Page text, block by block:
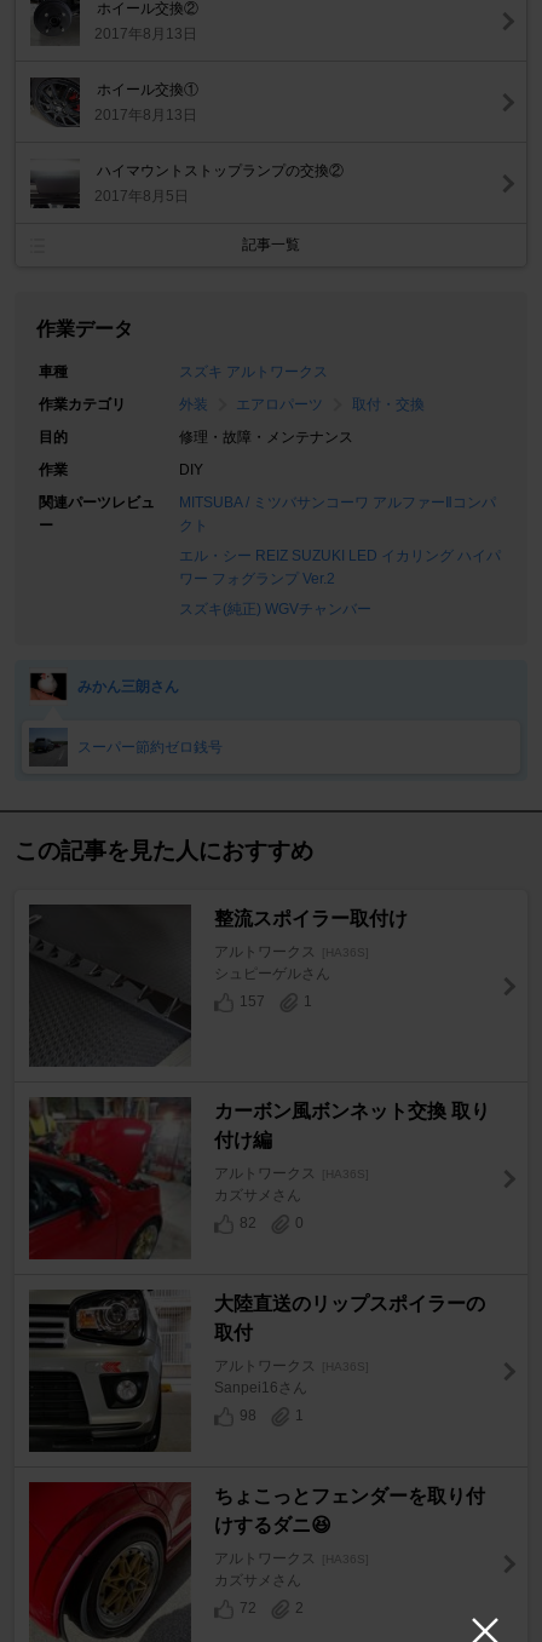
ホイール交換②
2017年8月13日
ホイール交換①
2017年8月13日
ハイマウントストップランプの交換②
2017年8月5日
記事一覧
作業データ
車種
スズキ アルトワークス
作業カテゴリ
外装 エアロパーツ
取付・交換
目的
修理・故障・メンテナンス
作業
DIY
関連パーツレビュ
ー
MITSUBA / ミツバサンコーワ アルファーⅡコンパ
クト
エル・シー REIZ SUZUKI LED イカリング ハイパ
ワー フォグランプ Ver.2
スズキ(純正) WGVチャンバー
みかん三朗さん
スーパー節約ゼロ銭号
この記事を見た人におすすめ
整流スポイラー取付け
アルトワークス [HA36S]
シュピーゲルさん
157
1
カーボン風ボンネット交換 取り
付け編
アルトワークス [HA36S]
カズサメさん
82
0
大陸直送のリップスポイラーの
取付
アルトワークス [HA36S]
Sanpei16さん
98
1
ちょこっとフェンダーを取り付
けするダニ😆
アルトワークス [HA36S]
カズサメさん
72
2